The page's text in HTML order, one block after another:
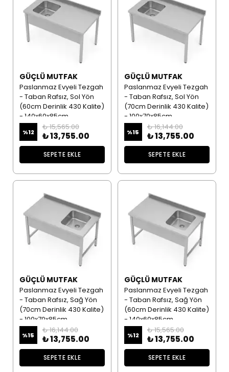
GÜÇLÜ MUTFAK
Paslanmaz Evyeli Tezgah
- Taban Rafsız, Sol Yön
(60cm Derinlik 430 Kalite)
- 140x60x85cm
%12
₺ 15,565.00
₺ 13,755.00
SEPETE EKLE
GÜÇLÜ MUTFAK
Paslanmaz Evyeli Tezgah
- Taban Rafsız, Sol Yön
(70cm Derinlik 430 Kalite)
- 100x70x85cm
%15
₺ 16,144.00
₺ 13,755.00
SEPETE EKLE
GÜÇLÜ MUTFAK
Paslanmaz Evyeli Tezgah
- Taban Rafsız, Sağ Yön
(70cm Derinlik 430 Kalite)
- 100x70x85cm
%15
₺ 16,144.00
₺ 13,755.00
SEPETE EKLE
GÜÇLÜ MUTFAK
Paslanmaz Evyeli Tezgah
- Taban Rafsız, Sağ Yön
(60cm Derinlik 430 Kalite)
- 140x60x85cm
%12
₺ 15,565.00
₺ 13,755.00
SEPETE EKLE